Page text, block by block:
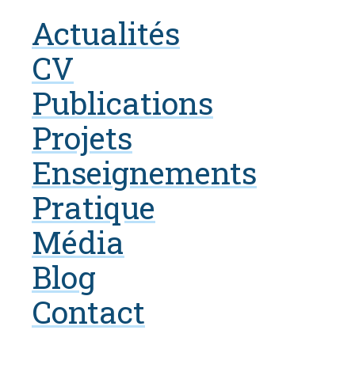
Actualités
CV
Publications
Projets
Enseignements
Pratique
Média
Blog
Contact